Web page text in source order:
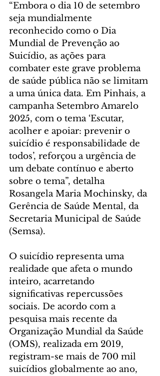
“Embora o dia 10 de setembro
seja mundialmente
reconhecido como o Dia
Mundial de Prevenção ao
Suicídio, as ações para
combater este grave problema
de saúde pública não se limitam
a uma única data. Em Pinhais, a
campanha Setembro Amarelo
2025, com o tema ‘Escutar,
acolher e apoiar: prevenir o
suicídio é responsabilidade de
todos’, reforçou a urgência de
um debate contínuo e aberto
sobre o tema”, detalha
Rosangela Maria Mochinsky, da
Gerência de Saúde Mental, da
Secretaria Municipal de Saúde
(Semsa).
O suicídio representa uma
realidade que afeta o mundo
inteiro, acarretando
significativas repercussões
sociais. De acordo com a
pesquisa mais recente da
Organização Mundial da Saúde
(OMS), realizada em 2019,
registram-se mais de 700 mil
suicídios globalmente ao ano,